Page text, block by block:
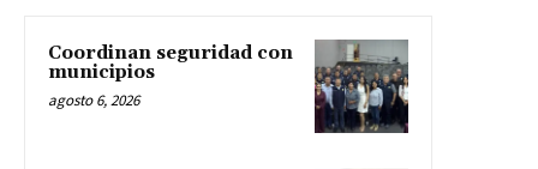
Coordinan seguridad con
municipios
agosto 6, 2026